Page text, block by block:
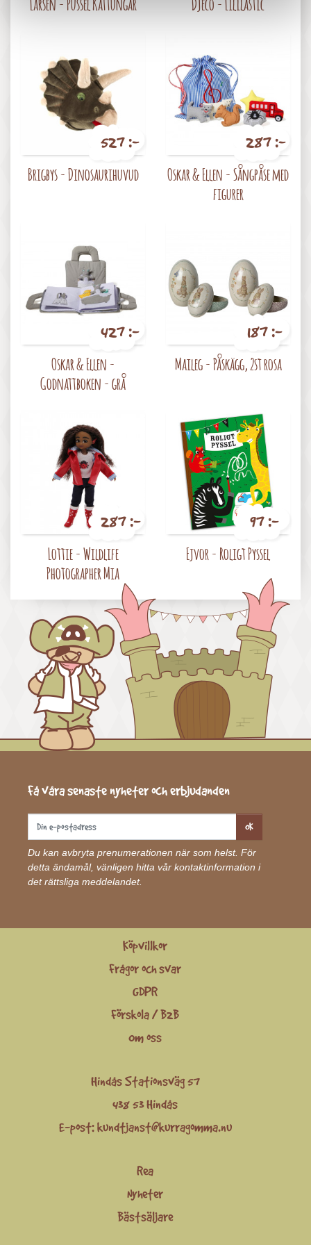
527 :-
Brigbys - Dinosaurihuvud
Pris
287 :-
Oskar & Ellen - Sångpåse med
figurer
427 :-
Oskar & Ellen -
Godnattboken - grå
187 :-
Maileg - Påskägg, 2st rosa
287 :-
Lottie - Wildlife
Photographer Mia
97 :-
Ejvor - Roligt Pyssel
Få våra senaste nyheter och erbjudanden
OK
Du kan avbryta prenumerationen när som helst. För
detta ändamål, vänligen hitta vår kontaktinformation i
det rättsliga meddelandet.
Köpvillkor
Frågor och svar
GDPR
Förskola / B2B
Om oss
Hindås Stationsväg 57
438 53 Hindås
E-post:kundtjanst@kurragomma.nu
Rea
Nyheter
Bästsäljare